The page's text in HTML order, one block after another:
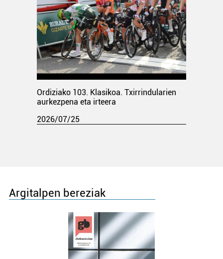
Ordiziako 103. Klasikoa. Txirrindularien
aurkezpena eta irteera
2026/07/25
Argitalpen bereziak